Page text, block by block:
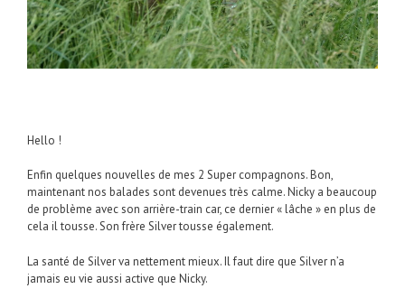
Hello !
Enfin quelques nouvelles de mes 2 Super compagnons. Bon,
maintenant nos balades sont devenues très calme. Nicky a beaucoup
de problème avec son arrière-train car, ce dernier « lâche » en plus de
cela il tousse. Son frère Silver tousse également.
La santé de Silver va nettement mieux. Il faut dire que Silver n’a
jamais eu vie aussi active que Nicky.